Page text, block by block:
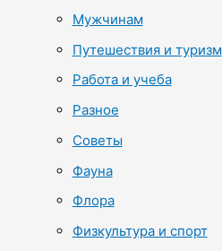
Мужчинам
Путешествия и туризм
Работа и учеба
Разное
Советы
Фауна
Флора
Физкультура и спорт